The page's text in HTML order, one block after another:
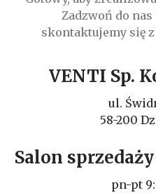
Zadzwoń do
skontaktujemy się
VENTI Sp.
ul.
58-200
Salon
pn-pt